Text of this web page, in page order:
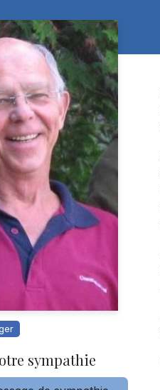
sympathie